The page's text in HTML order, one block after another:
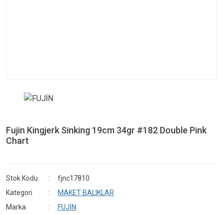
Fujin Kingjerk Sinking 19cm 34gr #182 Double Pink
Chart
Stok Kodu
fjnc17810
Kategori
MAKET BALIKLAR
Marka
FUJİN